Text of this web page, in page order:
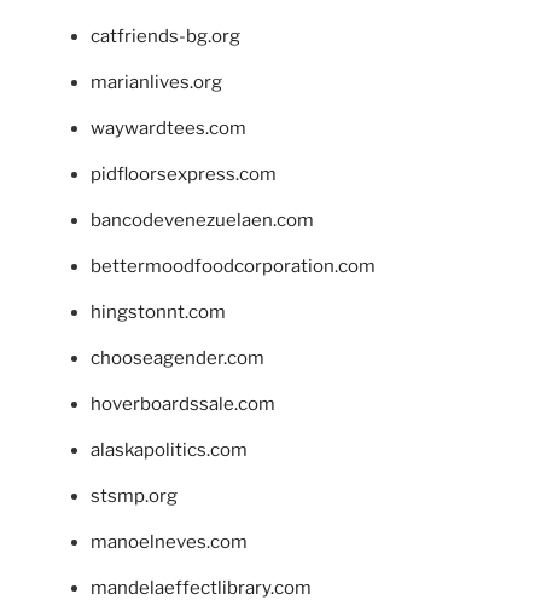
catfriends-bg.org
marianlives.org
waywardtees.com
pidfloorsexpress.com
bancodevenezuelaen.com
bettermoodfoodcorporation.com
hingstonnt.com
chooseagender.com
hoverboardssale.com
alaskapolitics.com
stsmp.org
manoelneves.com
mandelaeffectlibrary.com